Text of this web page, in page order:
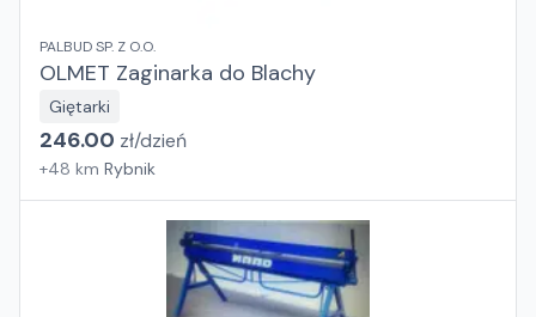
PALBUD SP. Z O.O.
OLMET Zaginarka do Blachy
Giętarki
246.00 zł/dzień
+48 km Rybnik